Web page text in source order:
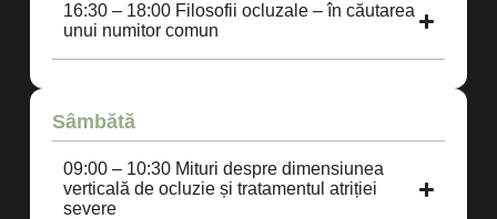
16:30 – 18:00 Filosofii ocluzale – în căutarea
unui numitor comun
Sâmbătă
09:00 – 10:30 Mituri despre dimensiunea
verticală de ocluzie și tratamentul atriției
severe